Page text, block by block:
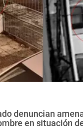
denuncian
en situación